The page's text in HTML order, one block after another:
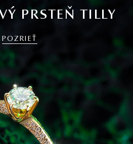
PRSTEŇ TILLY
POZRIEŤ